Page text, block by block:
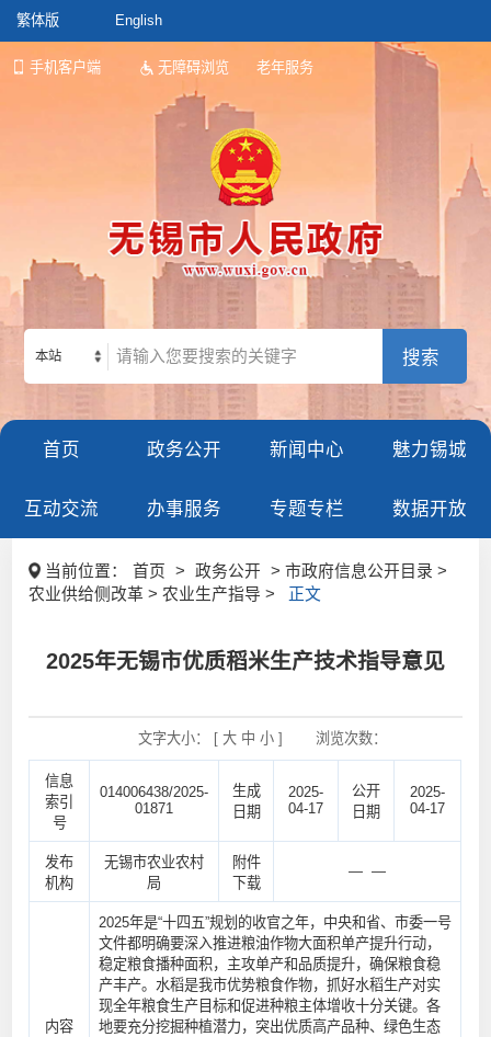
繁体版 English
手机客户端 无障碍浏览 老年服务
本站
首页 政务公开 新闻中心 魅力锡城
互动交流 办事服务 专题专栏 数据开放
当前位置： 首页 > 政务公开
> 市政府信息公开目录 >
农业供给侧改革 > 农业生产指导 >
正文
2025年无锡市优质稻米生产技术指导意见
文字大小： [ 大 中 小] 浏览次数：
信息
索引
号
014006438/2025-
01871
生成
日期
2025-
04-17
公开
日期
2025-
04-17
发布
机构
无锡市农业农村
局
附件
下载
— —
内容
2025年是“十四五”规划的收官之年，中央和省、市委一号
文件都明确要深入推进粮油作物大面积单产提升行动，
稳定粮食播种面积，主攻单产和品质提升，确保粮食稳
产丰产。水稻是我市优势粮食作物，抓好水稻生产对实
现全年粮食生产目标和促进种粮主体增收十分关键。各
地要充分挖掘种植潜力，突出优质高产品种、绿色生态